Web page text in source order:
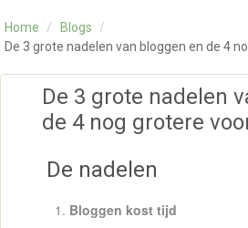
OVER ONS
Home / Blogs
/
De 3 grote nadelen van bloggen en de 4
De 3 grote nadelen
de 4 nog grotere
De nadelen
Bloggen kost tijd